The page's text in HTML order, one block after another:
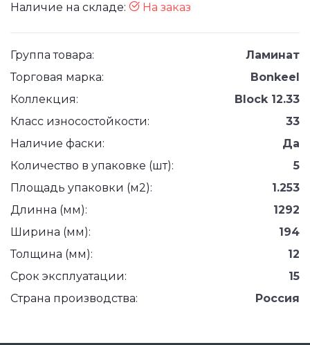
Наличие на складе: На заказ
Группа товара:
Ламинат
Торговая марка:
Bonkeel
Коллекция:
Block 12.33
Класс износостойкости:
33
Наличие фаски:
Да
Количество в упаковке (шт):
5
Площадь упаковки (м2):
1.253
Длинна (мм):
1292
Ширина (мм):
194
Толщина (мм):
12
Срок эксплуатации:
15
Страна производства:
Россия